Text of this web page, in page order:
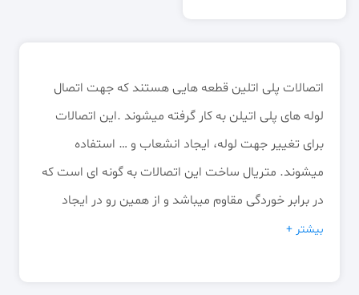
اتصالات پلی اتلین قطعه هایی هستند که جهت اتصال
لوله های پلی اتیلن به کار گرفته میشوند .این اتصالات
برای تغییر جهت لوله، ایجاد انشعاب و … استفاده
میشوند. متریال ساخت این اتصالات به گونه ای است که
در برابر خوردگی مقاوم میباشد و از همین رو در ایجاد
شبکه فاضلاب ،گازرسانی، صنایع شیمیایی و … کاربرد
بیشتر +